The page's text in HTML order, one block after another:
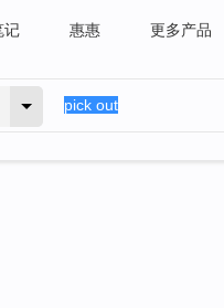
记 惠惠 更多产品